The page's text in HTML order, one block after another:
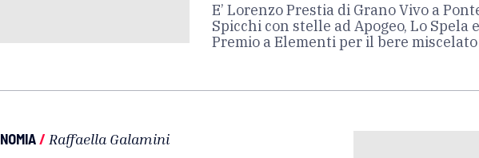
E’ Lorenzo Prestia di Grano Vivo a
Spicchi con stelle ad Apogeo, Lo Spela
Premio a Elementi per il bere miscelato
/ Raffaella Galamini